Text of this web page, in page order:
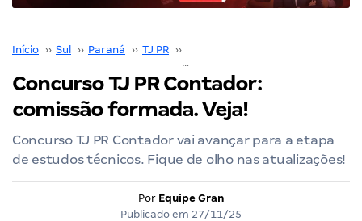
Início ›› Sul ›› Paraná ›› TJ PR ››
Concurso TJ PR Contador:
comissão formada. Veja!
Concurso TJ PR Contador vai avançar para a etapa
de estudos técnicos. Fique de olho nas atualizações!
Por Equipe Gran
Publicado em 27/11/25